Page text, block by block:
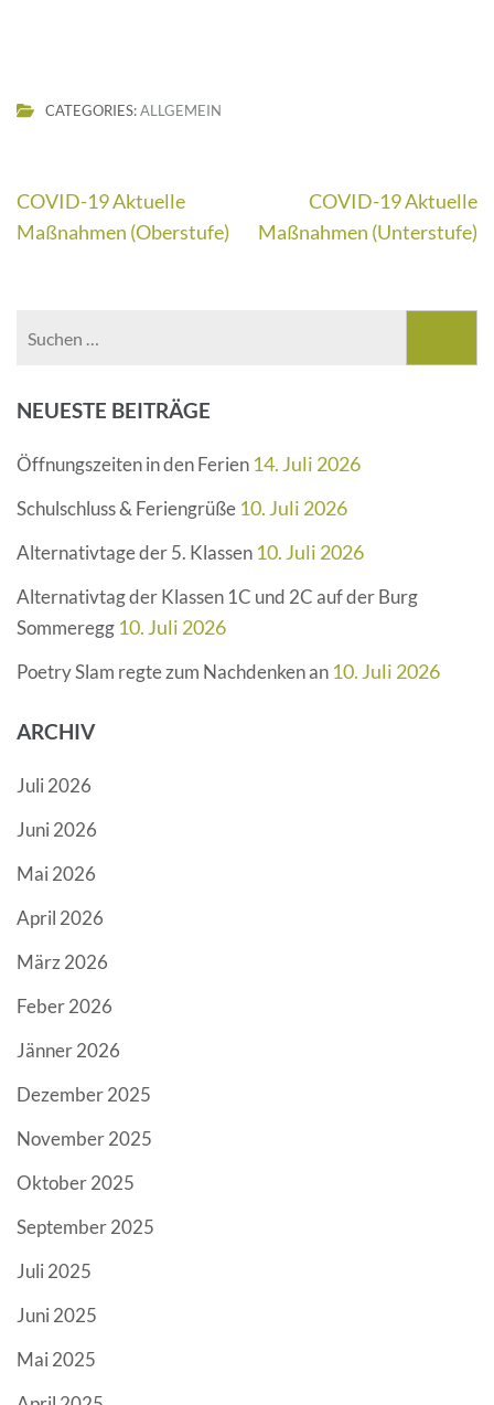
CATEGORIES:ALLGEMEIN
Beitragsnavigation
COVID-19 Aktuelle
Maßnahmen (Oberstufe)
COVID-19 Aktuelle
Maßnahmen (Unterstufe)
NEUESTE BEITRÄGE
Öffnungszeiten in den Ferien 14. Juli 2026
Schulschluss & Feriengrüße 10. Juli 2026
Alternativtage der 5. Klassen 10. Juli 2026
Alternativtag der Klassen 1C und 2C auf der Burg
Sommeregg 10. Juli 2026
Poetry Slam regte zum Nachdenken an 10. Juli 2026
ARCHIV
Juli 2026
Juni 2026
Mai 2026
April 2026
März 2026
Feber 2026
Jänner 2026
Dezember 2025
November 2025
Oktober 2025
September 2025
Juli 2025
Juni 2025
Mai 2025